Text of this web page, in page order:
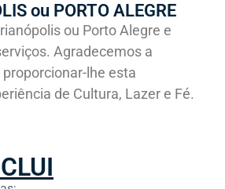
ou PORTO ALEGRE
ou Porto Alegre e
Agradecemos a
lhe esta
de Cultura, Lazer e Fé.